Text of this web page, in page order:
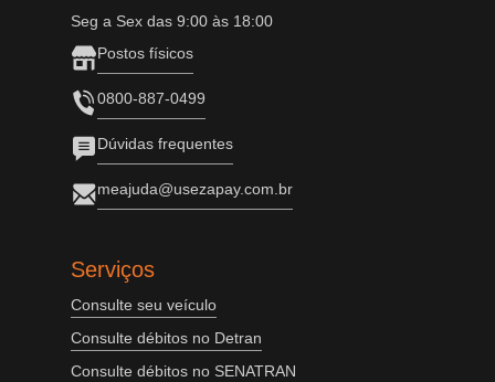
Seg a Sex das 9:00 às 18:00
Postos físicos
0800-887-0499
Dúvidas frequentes
meajuda@usezapay.com.br
Serviços
Consulte seu veículo
Consulte débitos no Detran
Consulte débitos no SENATRAN